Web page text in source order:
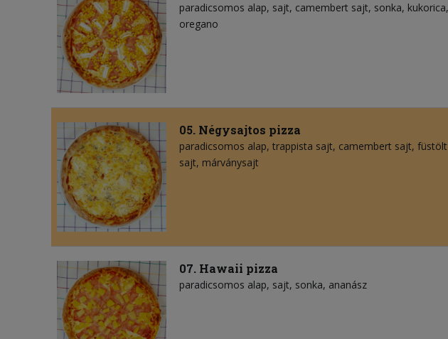
paradicsomos alap sajt camembert sajt sonka kukorica
oregano
05. Négysajtos pizza
paradicsomos alap trappista sajt camembert sajt füstölt
sajt márványsajt
07. Hawaii pizza
paradicsomos alap sajt sonka ananász